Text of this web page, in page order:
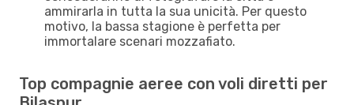
ammirarla in tutta la sua unicità. Per questo
motivo, la bassa stagione è perfetta per
immortalare scenari mozzafiato.
Top compagnie aeree con voli diretti per